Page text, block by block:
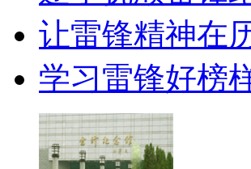
让雷锋精神在
学习雷锋好榜